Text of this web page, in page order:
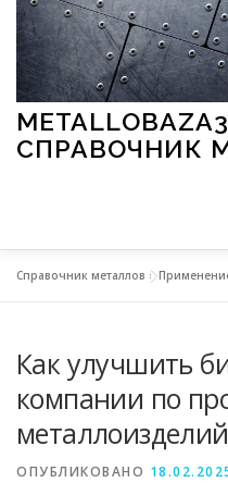
Перейти к содержимому
СПРАВОЧНИК
МЕТАЛЛЫ И
ПРИМЕНЕНИЕ МЕТАЛЛОВ
Справочник металлов »
Как улучшить
компании по
металлоизделий
ОПУБЛИКОВАНО